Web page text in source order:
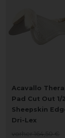
Acavallo
Pad Cut Out 1/2
Sheepskin
Dri-Lex